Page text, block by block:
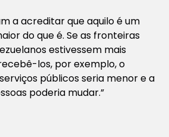
a acreditar que aquilo é um
do que é. Se as fronteiras
estivessem mais
los, por exemplo, o
públicos seria menor e a
poderia mudar.”